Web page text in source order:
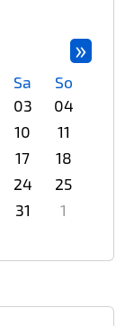
»
Sa So
03 04
10 11
17 18
24 25
31 1